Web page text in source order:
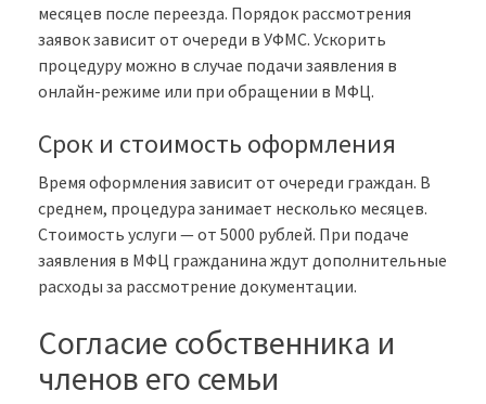
месяцев после переезда. Порядок рассмотрения
заявок зависит от очереди в УФМС. Ускорить
процедуру можно в случае подачи заявления в
онлайн-режиме или при обращении в МФЦ.
Срок и стоимость оформления
Время оформления зависит от очереди граждан. В
среднем, процедура занимает несколько месяцев.
Стоимость услуги — от 5000 рублей. При подаче
заявления в МФЦ гражданина ждут дополнительные
расходы за рассмотрение документации.
Согласие собственника и
членов его семьи